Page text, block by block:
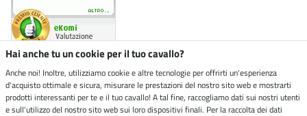
Negozio ecosostenibile
Hai anche tu un cookie per il tuo cavallo?
Anche noi! Inoltre, utilizziamo cookie e altre tecnologie per offrirti un'esperienza
d'acquisto ottimale e sicura, misurare le prestazioni del nostro sito web e mostrarti
prodotti interessanti per te e il tuo cavallo! A tal fine, raccogliamo dati sui nostri utenti
e sull'utilizzo del nostro sito web sui loro dispositivi finali. Per la raccolta dei dati